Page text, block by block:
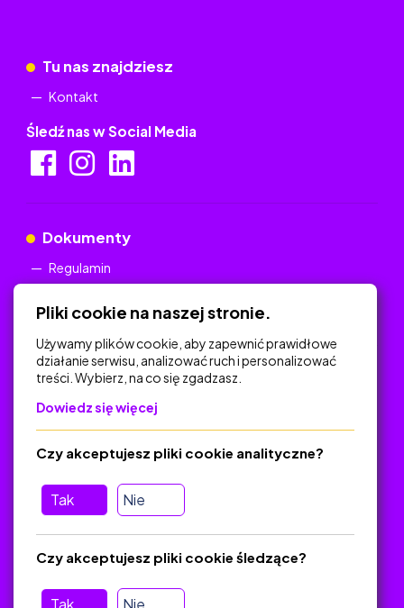
Tu nas znajdziesz
Kontakt
Śledź nas w Social Media
Dokumenty
Regulamin
Na skróty
Polityka Prywatności
Regulamin
O platformie
Baza materiałów dydaktycznych
Jak zostać autorem
FAQ
Pliki cookie na naszej stronie.
Używamy plików cookie, aby zapewnić prawidłowe
działanie serwisu, analizować ruch i personalizować
treści. Wybierz, na co się zgadzasz.
Dowiedz się więcej
Tak Nie
Czy akceptujesz pliki cookie analityczne?
Tak Nie
Czy akceptujesz pliki cookie śledzące?